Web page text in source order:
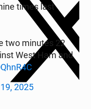
times last
two minutes 22
West Ham and
2025